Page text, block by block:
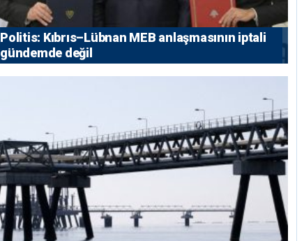
Politis: Kıbrıs–Lübnan MEB anlaşmasının iptali
gündemde değil